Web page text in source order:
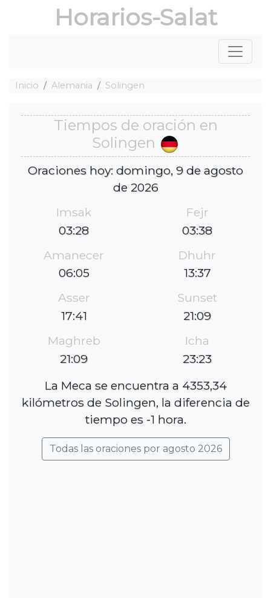
Horarios-Salat
Inicio Alemania Solingen
Tiempos de oración en
Solingen
Oraciones hoy: domingo, 9 de agosto
de 2026
Imsak
03:28
Fejr
03:38
Amanecer
06:05
Dhuhr
13:37
Asser
17:41
Sunset
21:09
Maghreb
21:09
Icha
23:23
La Meca se encuentra a 4353,34
kilómetros de Solingen, la diferencia de
tiempo es -1 hora.
Todas las oraciones por agosto 2026